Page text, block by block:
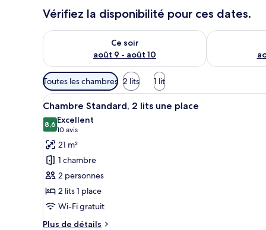
Vérifiez la disponibilité pour ces dates.
Ce soir
août 9 - août 10
Vérifier la disponibilité pour ce soir août 9 - août 10
Vérifier la
Filtres
disponibles
pour
les
chambres
Toutes les chambres 2 lits 1 lit
Afficher
toutes
les
photos
pour
ce
type
de
chambre :
Chambre
Une chambre d’hôtel avec
8
Chambre Standard, 2 lits une place
8,68,6 sur 10
Excellent
10 avis
(10 avis)
21 m²
1 chambre
2 personnes
2 lits 1 place
Wi-Fi gratuit
Plus de détails
Plus